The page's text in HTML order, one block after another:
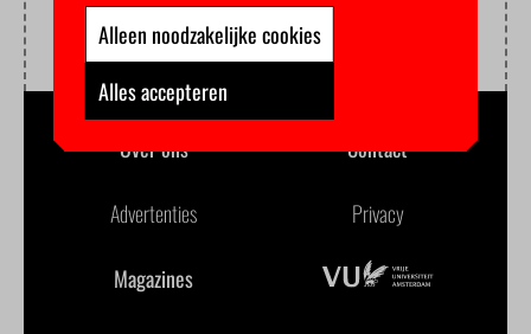
Over ons Contact
Advertenties Privacy
Magazines
Alleen noodzakelijke cookies
Alles accepteren